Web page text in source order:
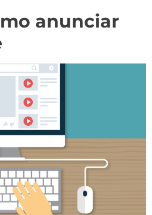
anunciar